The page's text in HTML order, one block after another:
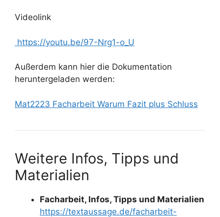
Videolink
https://youtu.be/97-Nrg1-o_U
Außerdem kann hier die Dokumentation
heruntergeladen werden:
Mat2223 Facharbeit Warum Fazit plus Schluss
Weitere Infos, Tipps und
Materialien
Facharbeit, Infos, Tipps und Materialien
https://textaussage.de/facharbeit-